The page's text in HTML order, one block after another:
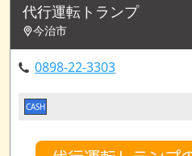
代行運転トランプ
今治市
0898-22-3303
CASH